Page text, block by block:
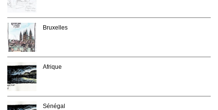
Bruxelles
Afrique
Sénégal